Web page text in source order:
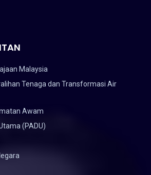
Malaysia
Tenaga dan Transformasi Air
Awam
(PADU)